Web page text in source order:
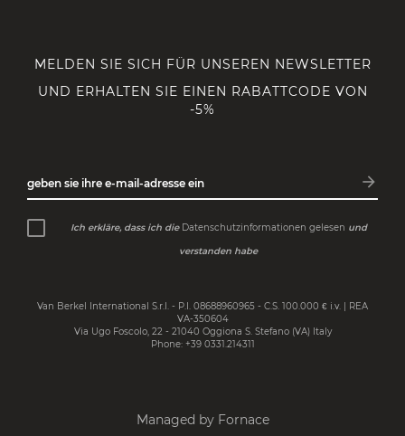
MELDEN SIE SICH FÜR UNSEREN NEWSLETTER
UND ERHALTEN SIE EINEN RABATTCODE VON
-5%
geben sie ihre e-mail-adresse ein arrow_forward
Ich erkläre, dass ich die Datenschutzinformationen gelesen und
verstanden habe
Van Berkel International S.r.l. - P.I. 08688960965 - C.S. 100.000 € i.v. | REA
VA-350604
Via Ugo Foscolo, 22 - 21040 Oggiona S. Stefano (VA) Italy
Phone: +39 0331.214311
Managed by Fornace